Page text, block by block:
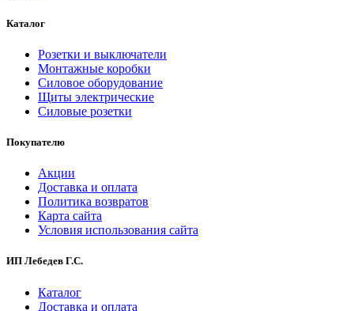
Каталог
Розетки и выключатели
Монтажные коробки
Силовое оборудование
Щиты электрические
Силовые розетки
Покупателю
Акции
Доставка и оплата
Политика возвратов
Карта сайта
Условия использования сайта
ИП Лебедев Г.С.
Каталог
Доставка и оплата